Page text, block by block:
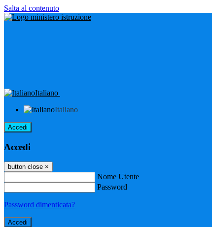
Salta al contenuto
Italiano
Italiano
Accedi
Accedi
button close ×
Nome Utente
Password
Password dimenticata?